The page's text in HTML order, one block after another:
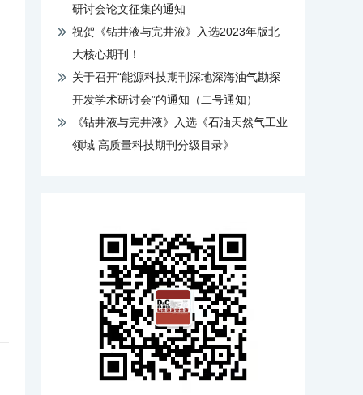
研讨会论文征集的通知
祝贺《钻井液与完井液》入选2023年版北
大核心期刊！
关于召开“能源科技期刊深地深海油气勘探
开发学术研讨会”的通知（二号通知）
《钻井液与完井液》入选《石油天然气工业
领域 高质量科技期刊分级目录》